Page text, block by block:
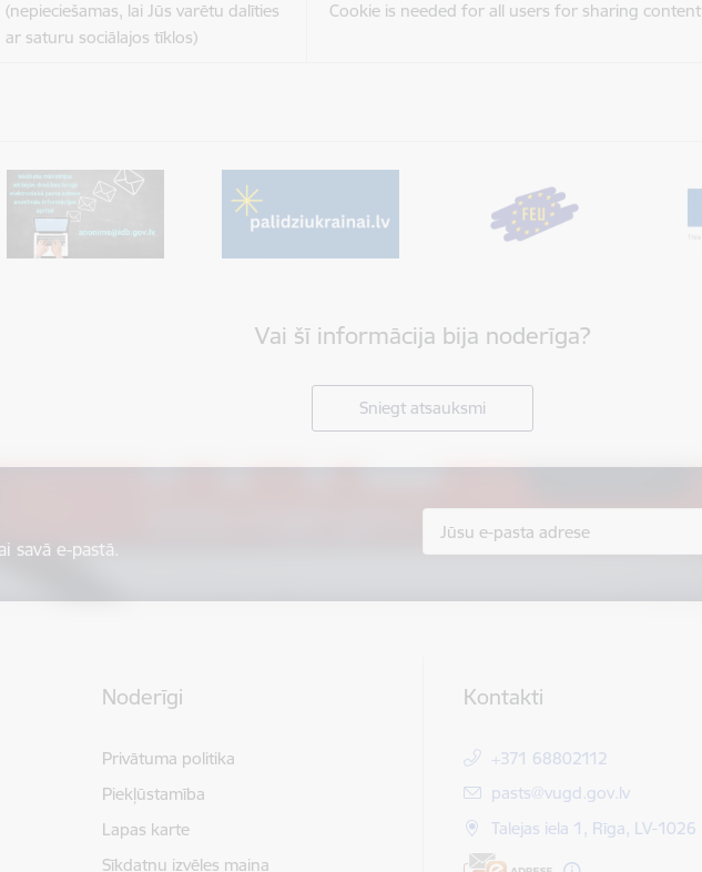
(nepieciešamas, lai Jūs varētu dalīties
ar saturu sociālajos tīklos)
Cookie is needed for all users for sharing content
Vai šī informācija bija noderīga?
Sniegt atsauksmi
savā e-pastā.
Noderīgi
Privātuma politika
Piekļūstamība
Lapas karte
Sīkdatņu izvēles maiņa
Kontakti
+371 68802112
E-pasts:
pasts@vugd.gov.lv
Talejas iela 1, Rīga, LV-1026